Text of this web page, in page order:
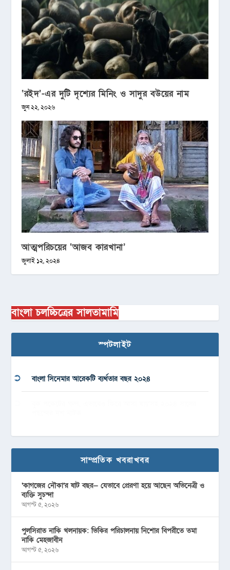
‘রইদ’-এর দুটি দৃশ্যের মিনিং ও সাদুর বউয়ের নাম
জুন ২২, ২০২৬
আত্মপরিচয়ের ‘আজব কারখানা’
জুলাই ১২, ২০২৪
বাংলা চলচ্চিত্রের সালতামামি
স্পটলাইট
বাংলা সিনেমার আরেকটি ব্যর্থতার বছর ২০২৪
সাম্প্রতিক খবরাখবর
‘কাগজের নৌকা’র ষাট বছর— যেভাবে প্রেরণা হয়ে আছেন অভিনেত্রী ও
ব্যক্তি সুচন্দা
আগস্ট ৫, ২০২৬
পুলসিরাত নাকি খলনায়ক: ভিকির পরিচালনায় নিশোর বিপরীতে তমা
নাকি মেহজাবীন
আগস্ট ৫, ২০২৬